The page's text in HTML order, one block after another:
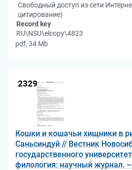
Свободный доступ из сети
цитирование)
Record key
RU\NSU\elcopy\4823
pdf, 34 Mb
2329
Кошки и кошачьи хищники в
Саньсиндуй // Вестник
государственного
филология: научный журнал.